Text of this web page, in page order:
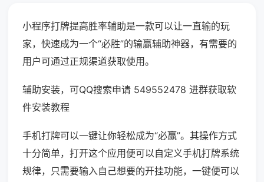
小程序打牌提高胜率辅助是一款可以让一直输的玩
家，快速成为一个“必胜”的输赢辅助神器，有需要的
用户可通过正规渠道获取使用。
辅助安装，可QQ搜索申请 549552478 进群获取软
件安装教程
手机打牌可以一键让你轻松成为“必赢”。其操作方式
十分简单，打开这个应用便可以自定义手机打牌系统
规律，只需要输入自己想要的开挂功能，一键便可以